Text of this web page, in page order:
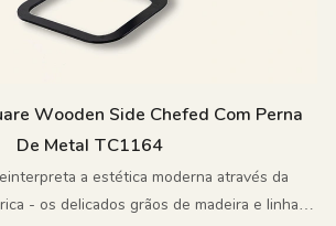
Wooden Side Chefed Com Perna
De Metal TC1164
a estética moderna através da
- os delicados grãos de madeira e linhas